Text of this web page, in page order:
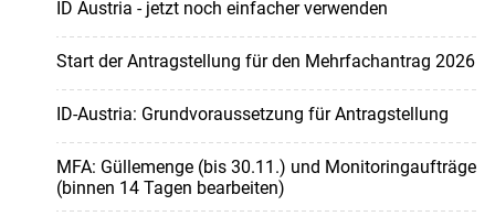
ID Austria - jetzt noch einfacher verwenden
Start der Antragstellung für den Mehrfachantrag 2026
ID-Austria: Grundvoraussetzung für Antragstellung
MFA: Güllemenge (bis 30.11.) und Monitoringaufträge
(binnen 14 Tagen bearbeiten)